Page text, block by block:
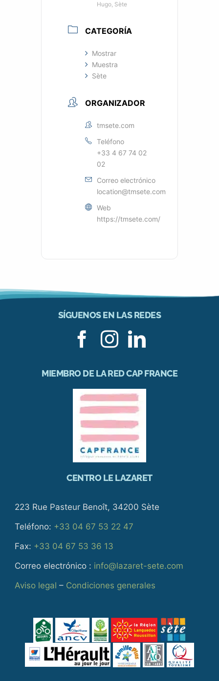
Hugo, Sète
CATEGORÍA
Mostrar
Muestra
Sète
ORGANIZADOR
tmsete.com
Teléfono
+33 4 67 74 02
02
Correo electrónico
location@tmsete.com
Web
https://tmsete.com/
SÍGUENOS EN LAS REDES
MIEMBRO DE LA RED CAP FRANCE
CENTRO LE LAZARET
223 Rue Pasteur Benoît, 34200 Sète
Teléfono: +33 04 67 53 22 47
Fax: +33 04 67 53 36 13
Correo electrónico : info@lazaret-sete.com
Aviso legal – Condiciones generales